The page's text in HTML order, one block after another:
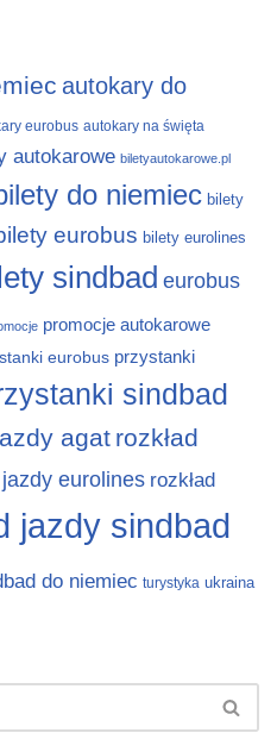
autokary do
eurobus autokary na święta
autokarowe biletyautokarowe.pl
do niemiec bilety
eurobus bilety eurolines
sindbad eurobus
promocje autokarowe
eurobus przystanki
sindbad
agat rozkład
jazdy eurolines rozkład
jazdy sindbad
do niemiec turystyka ukraina